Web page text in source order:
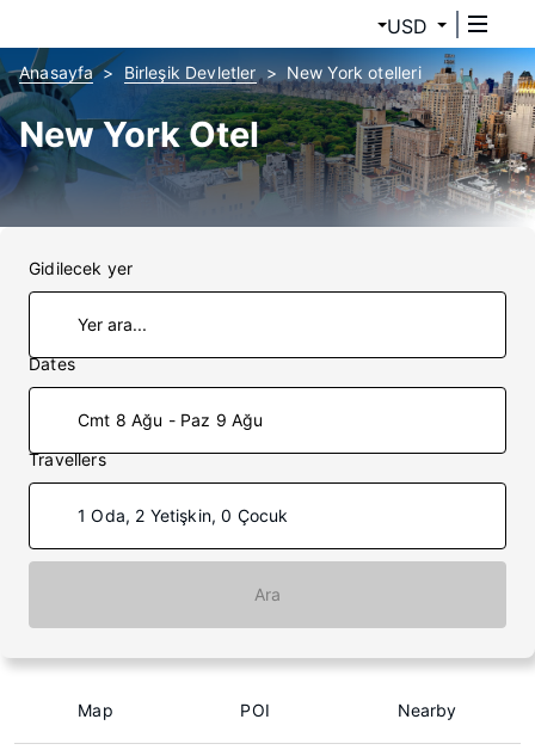
USD
Anasayfa Birleşik Devletler New York otelleri
New York Otel
Gidilecek yer
Dates
Cmt 8 Ağu - Paz 9 Ağu
Travellers
1 Oda, 2 Yetişkin, 0 Çocuk
Ara
Map POI Nearby